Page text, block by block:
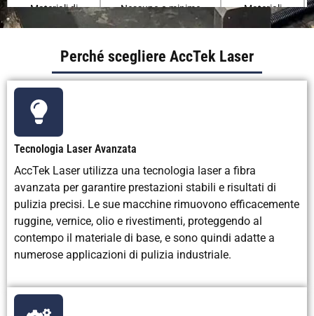
Materiali di
Nessuno o minimo
Materiali
abrasivi
Necessaria una
pulizia
secondaria
Raramente Spesso
Costo operativo Basso a lungo termine
dell'attrezzatura
Capacità di
automazione
Limitato
Velocità di
pulizia
Veloce Veloce
Perché scegliere AccTek Laser
Tecnologia Laser Avanzata
AccTek Laser utilizza una tecnologia laser a fibra
avanzata per garantire prestazioni stabili e risultati di
pulizia precisi. Le sue macchine rimuovono efficacemente
ruggine, vernice, olio e rivestimenti, proteggendo al
contempo il materiale di base, e sono quindi adatte a
numerose applicazioni di pulizia industriale.